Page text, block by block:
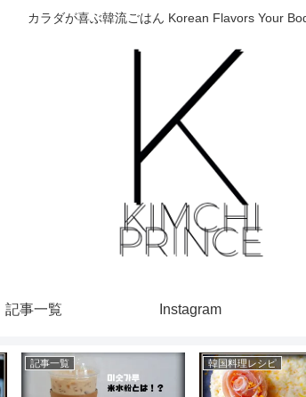
カラダが喜ぶ韓流ごはん Korean Flavors Your
記事一覧 Instagram
記事一覧 韓国料理レシピ